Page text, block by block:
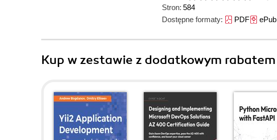
Stron: 584
Dostępne formaty: PDFePub
Kup w zestawie z dodatkowym rabatem